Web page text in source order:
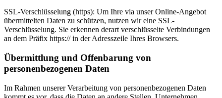
SSL-Verschlüsselung (https): Um Ihre via unser Online-Angebot
übermittelten Daten zu schützen, nutzen wir eine SSL-
Verschlüsselung. Sie erkennen derart verschlüsselte Verbindungen
an dem Präfix https:// in der Adresszeile Ihres Browsers.
Übermittlung und Offenbarung von
personenbezogenen Daten
Im Rahmen unserer Verarbeitung von personenbezogenen Daten